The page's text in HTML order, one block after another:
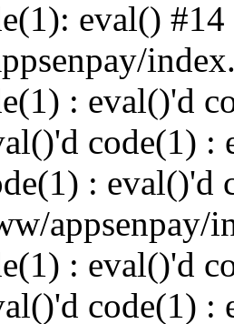
eval() #14
: eval()'d
code(1) :
: eval()'d
appsenpay/
: eval()'d
code(1) :